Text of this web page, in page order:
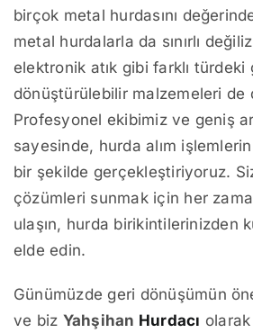
birçok metal hurdasını
metal hurdalarla da sınırlı
elektronik atık gibi farklı türdeki
dönüştürülebilir malzemeleri de
Profesyonel ekibimiz ve geniş
sayesinde, hurda alım
bir şekilde gerçekleştiriyoruz.
çözümleri sunmak için her
ulaşın, hurda birikintilerinizden
elde edin.
Günümüzde geri dönüşümün
ve biz Yahşihan Hurdacı